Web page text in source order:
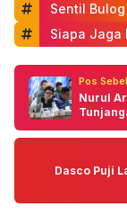
Sentil Bulog
Siapa Jaga
Pos
Nurul
Dasco Puji